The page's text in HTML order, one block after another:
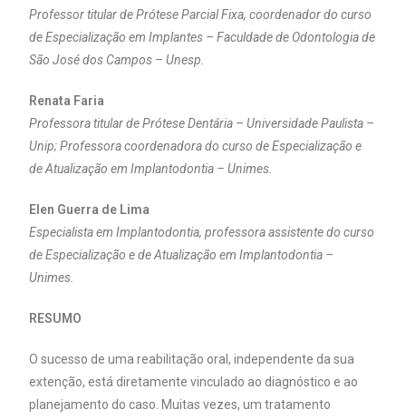
Professor titular de Prótese Parcial Fixa, coordenador do curso
de Especialização em Implantes – Faculdade de Odontologia de
São José dos Campos – Unesp.
Renata Faria
Professora titular de Prótese Dentária – Universidade Paulista –
Unip; Professora coordenadora do curso de Especialização e
de Atualização em Implantodontia – Unimes.
Elen Guerra de Lima
Especialista em Implantodontia, professora assistente do curso
de Especialização e de Atualização em Implantodontia –
Unimes.
RESUMO
O sucesso de uma reabilitação oral, independente da sua
extenção, está diretamente vinculado ao diagnóstico e ao
planejamento do caso. Muitas vezes, um tratamento